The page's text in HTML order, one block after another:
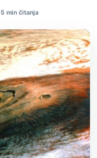
5 min čitanja